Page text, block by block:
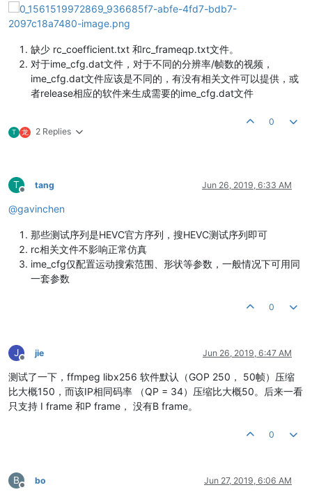
缺少 rc_coefficient.txt 和rc_frameqp.txt文件。
对于ime_cfg.dat文件，对于不同的分辨率/帧数的视频，
ime_cfg.dat文件应该是不同的，有没有相关文件可以提供，或
者release相应的软件来生成需要的ime_cfg.dat文件
T 龙 2 Replies
0
T
Offline
tang Jun 26, 2019, 6:33 AM
@gavinchen
那些测试序列是HEVC官方序列，搜HEVC测试序列即可
rc相关文件不影响正常仿真
ime_cfg仅配置运动搜索范围、形状等参数，一般情况下可用同
一套参数
0
J
Offline
jie Jun 26, 2019, 6:47 AM
测试了一下，ffmpeg libx256 软件默认（GOP 250， 50帧）压缩
比大概150，而该IP相同码率 （QP = 34）压缩比大概50。后来一看
只支持 I frame 和P frame， 没有B frame。
0
B bo Jun 27, 2019, 6:06 AM